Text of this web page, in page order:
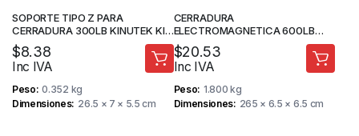
SOPORTE TIPO Z PARA
CERRADURA 300LB KINUTEK KI-
Y180Z
$8.38
Inc IVA
Peso 0.352 kg
Dimensiones 26.5 × 7 × 5.5 cm
CERRADURA
ELECTROMAGNETICA 600LB
KINUTEK KI-GY280
$20.53
Inc IVA
Peso 1.800 kg
Dimensiones
265 × 6.5 × 6.5 cm